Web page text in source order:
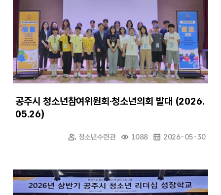
공주시 청소년참여위원회·청소년의회 발대 (2026.
05.26)
청소년수련관 1088 2026-05-30